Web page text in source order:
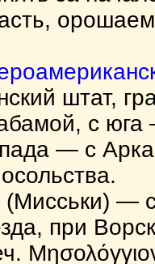
штат,
с
— с
(Мисськи) —
при